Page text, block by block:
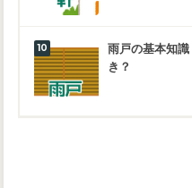
雨戸の基本知
き？